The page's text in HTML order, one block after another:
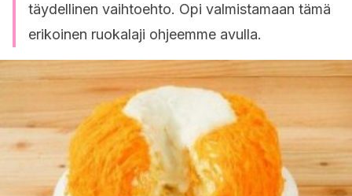
täydellinen vaihtoehto. Opi valmistamaan tämä
erikoinen ruokalaji ohjeemme avulla.